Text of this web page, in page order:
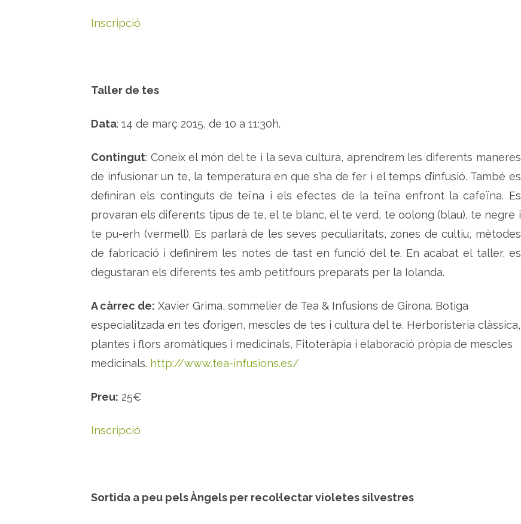
Inscripció
Taller de tes
Data: 14 de març 2015, de 10 a 11:30h.
Contingut: Coneix el món del te i la seva cultura, aprendrem les diferents maneres
de infusionar un te, la temperatura en que s’ha de fer i el temps d’infusió. També es
definiran els continguts de teïna i els efectes de la teïna enfront la cafeïna. Es
provaran els diferents tipus de te, el te blanc, el te verd, te oolong (blau), te negre i
te pu-erh (vermell). Es parlarà de les seves peculiaritats, zones de cultiu, mètodes
de fabricació i definirem les notes de tast en funció del te. En acabat el taller, es
degustaran els diferents tes amb petitfours preparats per la Iolanda.
A càrrec de: Xavier Grima, sommelier de Tea & Infusions de Girona. Botiga
especialitzada en tes d’origen, mescles de tes i cultura del te. Herboristeria clàssica,
plantes i flors aromàtiques i medicinals, Fitoteràpia i elaboració pròpia de mescles
medicinals. http://www.tea-infusions.es/
Preu: 25€
Inscripció
Sortida a peu pels Àngels per recol·lectar violetes silvestres